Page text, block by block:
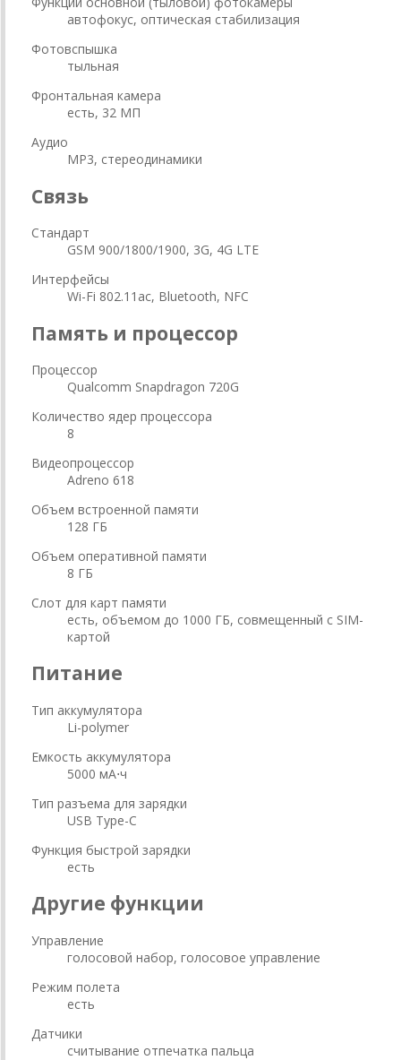
автофокус, оптическая стабилизация
Фотовспышка
тыльная
Фронтальная камера
есть, 32 МП
Аудио
MP3, стереодинамики
Связь
Стандарт
GSM 900/1800/1900, 3G, 4G LTE
Интерфейсы
Wi-Fi 802.11ac, Bluetooth, NFC
Память и процессор
Процессор
Qualcomm Snapdragon 720G
Количество ядер процессора
8
Видеопроцессор
Adreno 618
Объем встроенной памяти
128 ГБ
Объем оперативной памяти
8 ГБ
Слот для карт памяти
есть, объемом до 1000 ГБ, совмещенный с SIM-
картой
Питание
Тип аккумулятора
Li-polymer
Емкость аккумулятора
5000 мА⋅ч
Тип разъема для зарядки
USB Type-C
Функция быстрой зарядки
есть
Другие функции
Управление
голосовой набор, голосовое управление
Режим полета
есть
Датчики
считывание отпечатка пальца